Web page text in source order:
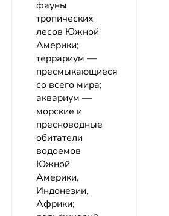
фауны
тропических
лесов Южной
Америки;
террариум —
пресмыкающиеся
со всего мира;
аквариум —
морские и
пресноводные
обитатели
водоемов
Южной
Америки,
Индонезии,
Африки;